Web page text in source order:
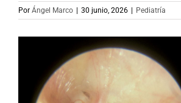
Por Ángel Marco 30 junio, 2026 Pediatría